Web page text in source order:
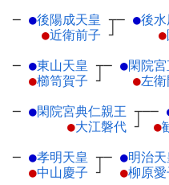
─ ●後陽成天皇 ┬
●近衛前子 ┘
─ ●後水
●
─ ●東山天皇 ┬
●櫛笥賀子 ┘
─ ●閑院
●左
─ ●閑院宮典仁親王 ┬
●大江磐代 ┘
──
●
─ ●孝明天皇 ┬
●中山慶子 ┘
─ ●明治天
●柳原愛